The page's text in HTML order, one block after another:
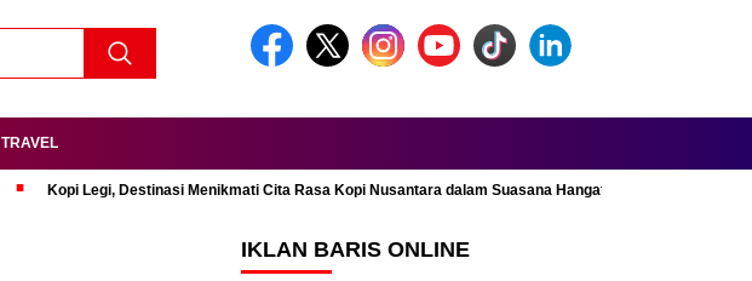
TRAVEL
Kopi Legi, Destinasi Menikmati Cita Rasa Kopi Nusantara dalam Suasana Hangat dan Nyaman
IKLAN BARIS ONLINE